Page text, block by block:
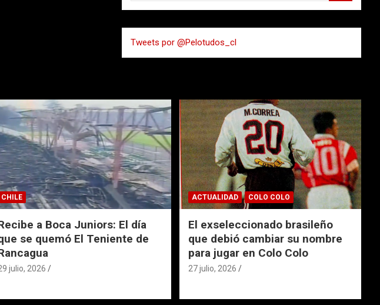
a
r
Tweets por @Pelotudos_cl
CHILE
a Boca Juniors: El día
se quemó El Teniente de
julio, 2026
ACTUALIDAD COLO COLO
El exseleccionado brasileño
que debió cambiar su nombre
para jugar en Colo Colo
27 julio, 2026